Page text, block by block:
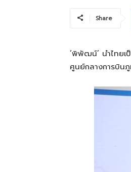
Share
‘พิพัฒน์’ นำไทยเ
ศูนย์กลางการบิน